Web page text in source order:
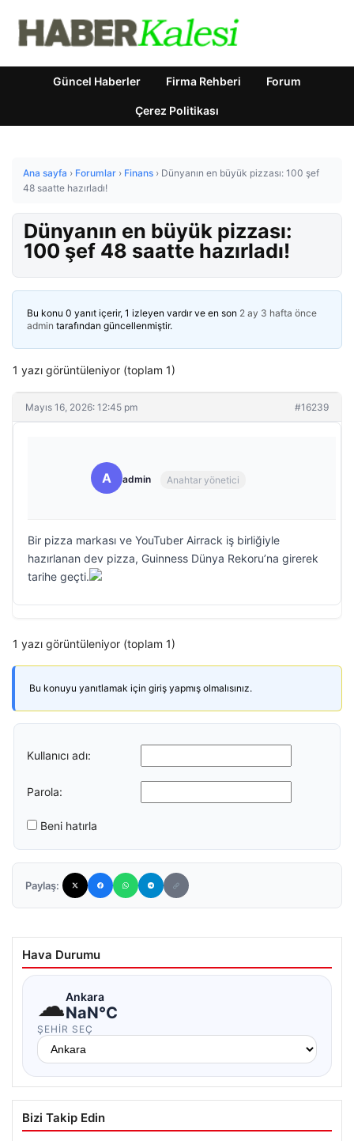
Güncel Haberler Firma Rehberi Forum
Çerez Politikası
Ana sayfa › Forumlar › Finans › Dünyanın en büyük pizzası: 100 şef
48 saatte hazırladı!
Dünyanın en büyük pizzası:
100 şef 48 saatte hazırladı!
Bu konu 0 yanıt içerir, 1 izleyen vardır ve en son 2 ay 3 hafta önce
admin tarafından güncellenmiştir.
1 yazı görüntüleniyor (toplam 1)
Mayıs 16, 2026: 12:45 pm #16239
A admin Anahtar yönetici
Bir pizza markası ve YouTuber Airrack iş birliğiyle
hazırlanan dev pizza, Guinness Dünya Rekoru’na girerek
tarihe geçti.
1 yazı görüntüleniyor (toplam 1)
Bu konuyu yanıtlamak için giriş yapmış olmalısınız.
Kullanıcı adı:
Parola:
Beni hatırla
Paylaş:
Hava Durumu
☁Ankara
NaN°C
ŞEHIR SEÇ
Bizi Takip Edin